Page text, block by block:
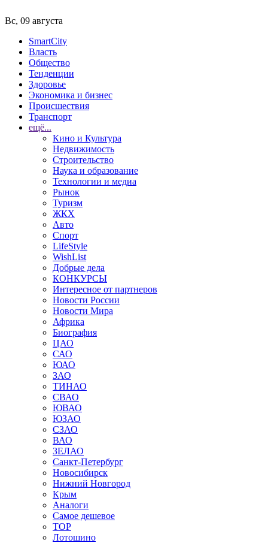
Вс, 09 августа
SmartCity
Власть
Общество
Тенденции
Здоровье
Экономика и бизнес
Происшествия
Транспорт
ещё...
Кино и Культура
Недвижимость
Строительство
Наука и образование
Технологии и медиа
Рынок
Туризм
ЖКХ
Авто
Спорт
LifeStyle
WishList
Добрые дела
КОНКУРСЫ
Интересное от партнеров
Новости России
Новости Мира
Африка
Биография
ЦАО
САО
ЮАО
ЗАО
ТИНАО
СВАО
ЮВАО
ЮЗАО
СЗАО
ВАО
ЗЕЛАО
Санкт-Петербург
Новосибирск
Нижний Новгород
Крым
Аналоги
Самое дешевое
TOP
Лотошино